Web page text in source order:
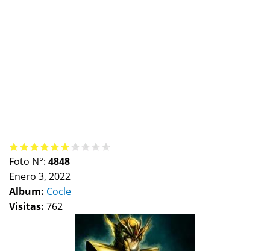
Foto N°: 4848
Enero 3, 2022
Album: Cocle
Visitas: 762